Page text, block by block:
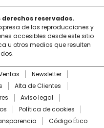
derechos reservados.
de las reproducciones y
accesibles desde este sitio
u otros medios que resulten
Newsletter
Alta de Clientes
Aviso legal
Política de cookies
Código Ético